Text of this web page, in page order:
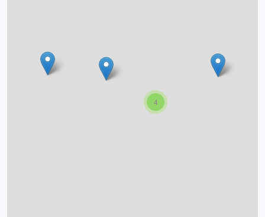
Nápověda
4